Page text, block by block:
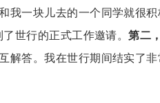
一块儿去的一个同学就很
世行的正式工作邀请。第二
答。我在世行期间结实了非